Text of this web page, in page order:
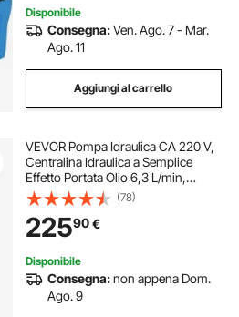
Disponibile
Consegna:Ven. Ago. 7 - Mar.
Ago. 11
Aggiungi al carrello
VEVOR Pompa Idraulica CA 220 V,
Centralina Idraulica a Semplice
Effetto Portata Olio 6,3 L/min,
Pressione di Scarico max. 22 MPa
per Autocarri con Cassone
Ribaltabile, Elevatore, Auto
(78)
22590€
Disponibile
Consegna:non appena Dom.
Ago. 9